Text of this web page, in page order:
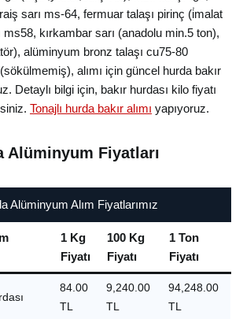
sarı ms-64, fermuar talaşı pirinç (i̇malat
ms58, kırkambar sarı (anadolu min.5 ton),
alüminyum bronz talaşı cu75-80
alımı için güncel hurda bakır
Detaylı bilgi için, bakır hurdası kilo fiyatı
Tonajlı hurda bakır alımı yapıyoruz.
Alüminyum Fiyatları
Alüminyum Alım Fiyatlarımız
1 Kg
Fiyatı
100 Kg
Fiyatı
1 Ton
Fiyatı
84.00
TL
9,240.00
TL
94,248.00
TL